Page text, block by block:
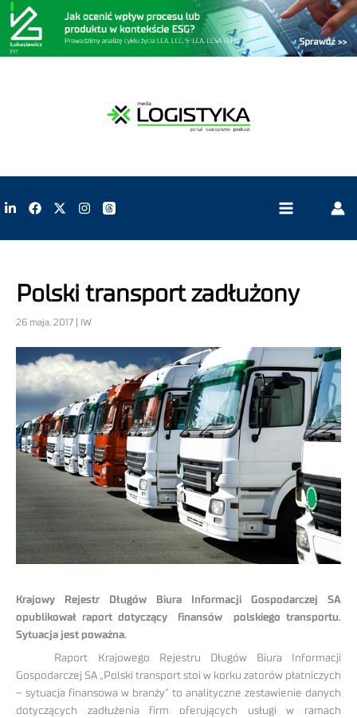
Polski transport zadłużony
26 maja, 2017 | IW
Krajowy Rejestr Długów Biura Informacji Gospodarczej SA
opublikował raport dotyczący finansów polskiego transportu.
Sytuacja jest poważna.
Raport Krajowego Rejestru Długów Biura Informacji
Gospodarczej SA „Polski transport stoi w korku zatorów płatniczych
– sytuacja finansowa w branży” to analityczne zestawienie danych
dotyczących zadłużenia firm oferujących usługi w ramach